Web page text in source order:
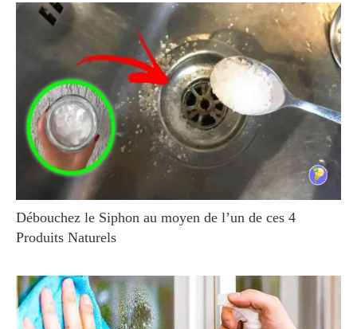
Débouchez le Siphon au moyen de l’un de ces 4
Produits Naturels